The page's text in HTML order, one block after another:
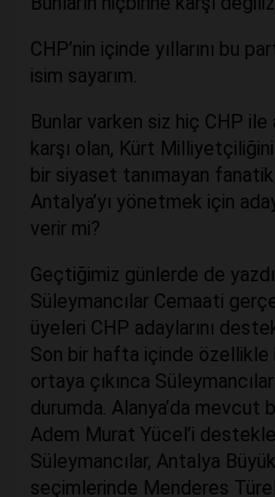
CHP’nin içinde yıllarını bu
isim sayarım.
Bunlar varken siz hiç CHP ile
karşı olan, Kürt
bir siyaset tanımayan fanatik
Antalya’yı yönetmek için
verir mi?
Geçtiğimiz günlerde de
Süleymancılar Cemaati
üyeleri CHP adaylarını
Son bir hafta içinde özellikle
ortaya çıkınca
durumda. Alanya’da mevcut
Adem Murat Yücel’i
Süleymancılar, Antalya
seçimlerinde Menderes